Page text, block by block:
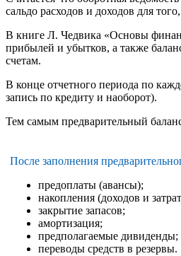
сальдо расходов и доходов для
В книге Л. Чедвика «Основы
прибылей и убытков, а также
счетам.
В конце отчетного периода по
запись по кредиту и наоборот).
Тем самым предварительный
После заполнения
предоплаты (авансы);
накопления (доходов и
закрытие запасов;
амортизация;
предполагаемые дивиденды;
переводы средств в резервы.